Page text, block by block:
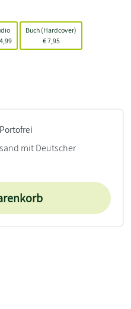
Buch (Hardcover)
€7,95
mit Deutscher